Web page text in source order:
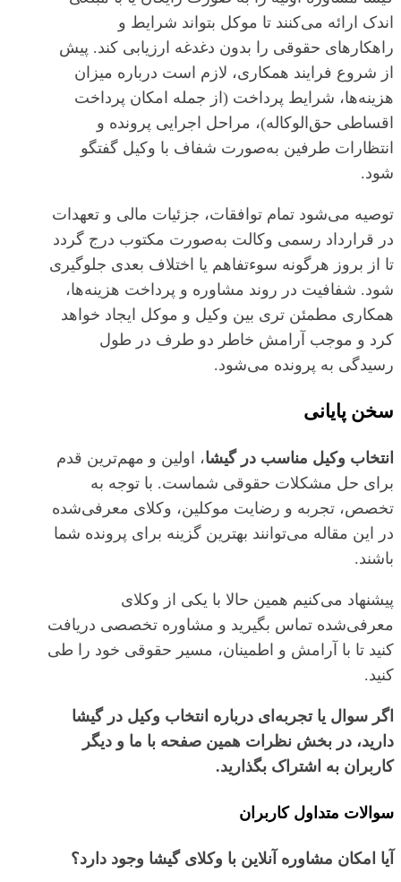
اندک ارائه می‌کنند تا موکل بتواند شرایط و
راهکارهای حقوقی را بدون دغدغه ارزیابی کند. پیش
از شروع فرایند همکاری، لازم است درباره میزان
هزینه‌ها، شرایط پرداخت (از جمله امکان پرداخت
اقساطی حق‌الوکاله)، مراحل اجرایی پرونده و
انتظارات طرفین به‌صورت شفاف با وکیل گفتگو
شود.
توصیه می‌شود تمام توافقات، جزئیات مالی و تعهدات
در قرارداد رسمی وکالت به‌صورت مکتوب درج گردد
تا از بروز هرگونه سوءتفاهم یا اختلاف بعدی جلوگیری
شود. شفافیت در روند مشاوره و پرداخت هزینه‌ها،
همکاری مطمئن‌ تری بین وکیل و موکل ایجاد خواهد
کرد و موجب آرامش خاطر دو طرف در طول
رسیدگی به پرونده می‌شود.
سخن پایانی
انتخاب وکیل مناسب در گیشا، اولین و مهم‌ترین قدم
برای حل مشکلات حقوقی شماست. با توجه به
تخصص، تجربه و رضایت موکلین، وکلای معرفی‌شده
در این مقاله می‌توانند بهترین گزینه برای پرونده شما
باشند.
پیشنهاد می‌کنیم همین حالا با یکی از وکلای
معرفی‌شده تماس بگیرید و مشاوره تخصصی دریافت
کنید تا با آرامش و اطمینان، مسیر حقوقی خود را طی
کنید.
اگر سوال یا تجربه‌ای درباره انتخاب وکیل در گیشا
دارید، در بخش نظرات همین صفحه با ما و دیگر
کاربران به اشتراک بگذارید.
سوالات متداول کاربران
آیا امکان مشاوره آنلاین با وکلای گیشا وجود دارد؟